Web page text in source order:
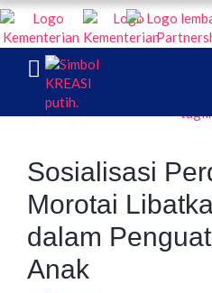
KREASI KOLABORASI
PUBLIKASI
ARTIKEL &
Sosialisasi
Morotai
dalam
Anak